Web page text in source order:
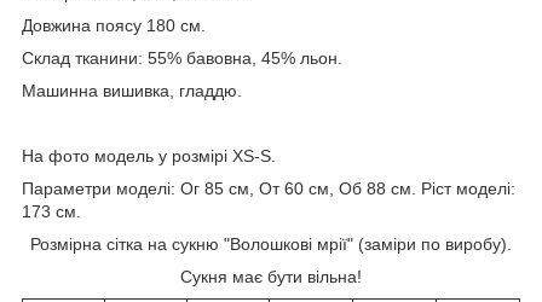
Довжина поясу 180 см.
Склад тканини: 55% бавовна, 45% льон.
Машинна вишивка, гладдю.
На фото модель у розмірі XS-S.
Параметри моделі: Ог 85 см, От 60 см, Об 88 см. Ріст моделі:
173 см.
Розмірна сітка на сукню "Волошкові мрії" (заміри по виробу).
Сукня має бути вільна!